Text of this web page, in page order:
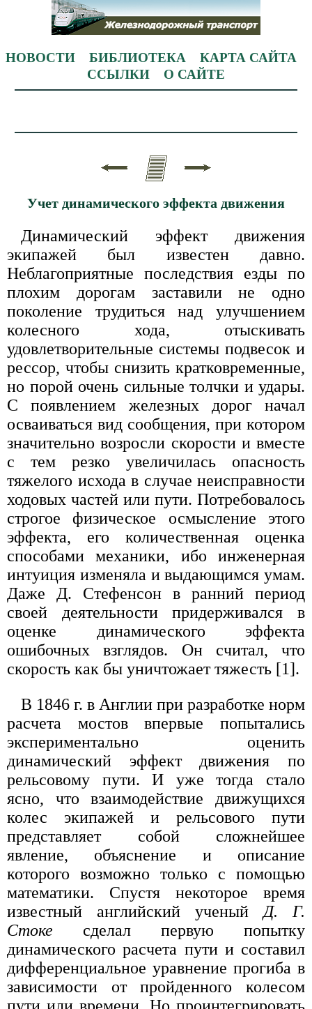
НОВОСТИ БИБЛИОТЕКА
КАРТА САЙТА
ССЫЛКИ
О САЙТЕ
Учет динамического эффекта движения
Динамический эффект движения
экипажей был известен давно.
Неблагоприятные последствия езды по
плохим дорогам заставили не одно
поколение трудиться над улучшением
колесного хода, отыскивать
удовлетворительные системы подвесок и
рессор, чтобы снизить кратковременные,
но порой очень сильные толчки и удары.
С появлением железных дорог начал
осваиваться вид сообщения, при котором
значительно возросли скорости и вместе
с тем резко увеличилась опасность
тяжелого исхода в случае неисправности
ходовых частей или пути. Потребовалось
строгое физическое осмысление этого
эффекта, его количественная оценка
способами механики, ибо инженерная
интуиция изменяла и выдающимся умам.
Даже Д. Стефенсон в ранний период
своей деятельности придерживался в
оценке динамического эффекта
ошибочных взглядов. Он считал, что
скорость как бы уничтожает тяжесть [1].
В 1846 г. в Англии при разработке норм
расчета мостов впервые попытались
экспериментально оценить
динамический эффект движения по
рельсовому пути. И уже тогда стало
ясно, что взаимодействие движущихся
колес экипажей и рельсового пути
представляет собой сложнейшее
явление, объяснение и описание
которого возможно только с помощью
математики. Спустя некоторое время
известный английский ученый Д. Г.
Стоке сделал первую попытку
динамического расчета пути и составил
дифференциальное уравнение прогиба в
зависимости от пройденного колесом